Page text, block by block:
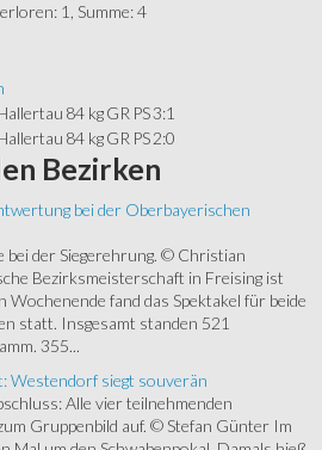
1, Summe: 4
84 kgGR PS3:1
84 kgGR PS2:0
Bezirken
bei der Oberbayerischen
der Siegerehrung. © Christian
Bezirksmeisterschaft in Freising ist
Wochenende fand das Spektakel für beide
statt. Insgesamt standen 521
355...
Westendorf siegt souverän
Alle vier teilnehmenden
Gruppenbild auf. © Stefan Günter Im